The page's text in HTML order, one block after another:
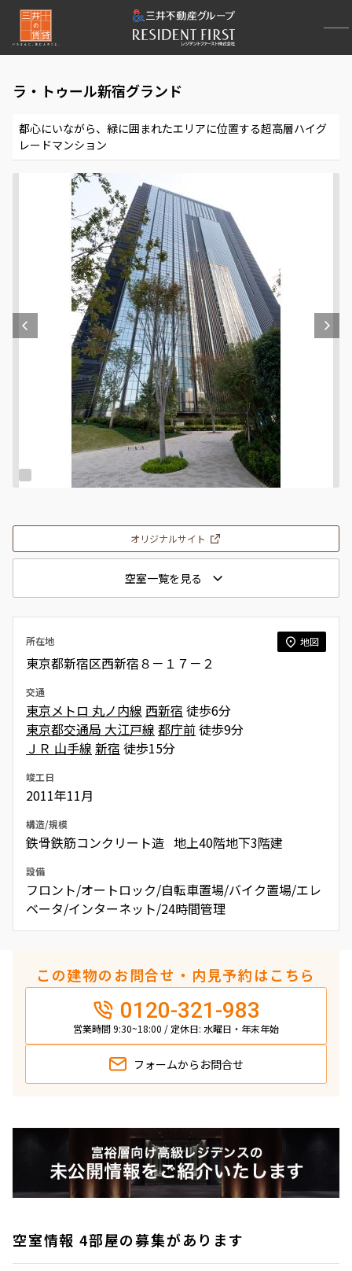
ラ・トゥール新宿グランド
都心にいながら、緑に囲まれたエリアに位置する超高層ハイグ
レードマンション
オリジナルサイト
空室一覧を見る
所在地 地図
東京都新宿区西新宿８－１７－２
交通
東京メトロ 丸ノ内線 西新宿 徒歩6分
東京都交通局 大江戸線 都庁前徒歩9分
ＪＲ 山手線 新宿 徒歩15分
竣工日
2011年11月
構造/規模
鉄骨鉄筋コンクリート造 地上40階地下3階建
設備
フロント/オートロック/自転車置場/バイク置場/エレ
ベータ/インターネット/24時間管理
この建物のお問合せ・内見予約はこちら
0120-321-983
営業時間 9:30~18:00 / 定休日: 水曜日・年末年始
フォームから お問合せ
空室情報 4部屋の募集があります